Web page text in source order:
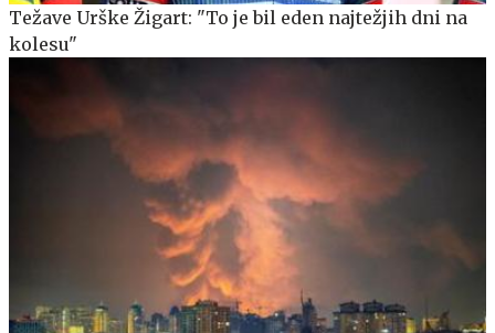
Težave Urške Žigart: "To je bil eden najtežjih dni na
kolesu"